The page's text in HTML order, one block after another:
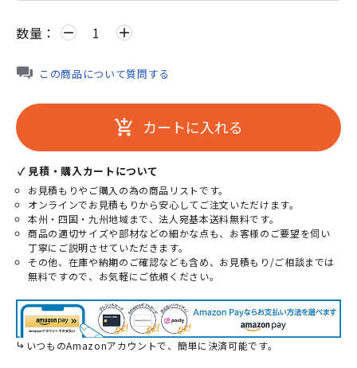
数量： remove add
この商品について質問する
add_shopping_cart カートに入れる
✓ 見積・購入カートについて
お見積もりやご購入の為の商品リストです。
オンラインでお見積もりから安心してご注文いただけます。
本州・四国・九州地域まで、法人宛基本送料無料です。
商品の適切サイズや部材などの細かな点も、お客様のご要望を伺い
丁寧にご説明させていただきます。
その他、在庫や納期のご確認なども含め、お見積もり/ご相談までは
無料ですので、お気軽にご依頼ください。
いつものAmazonアカウントで、簡単に決済可能です。